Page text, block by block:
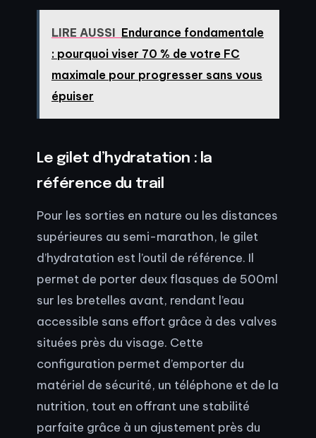
LIRE AUSSI Endurance fondamentale
: pourquoi viser 70 % de votre FC
maximale pour progresser sans vous
épuiser
Le gilet d’hydratation : la
référence du trail
Pour les sorties en nature ou les distances
supérieures au semi-marathon, le gilet
d’hydratation est l’outil de référence. Il
permet de porter deux flasques de 500ml
sur les bretelles avant, rendant l’eau
accessible sans effort grâce à des valves
situées près du visage. Cette
configuration permet d’emporter du
matériel de sécurité, un téléphone et de la
nutrition, tout en offrant une stabilité
parfaite grâce à un ajustement près du